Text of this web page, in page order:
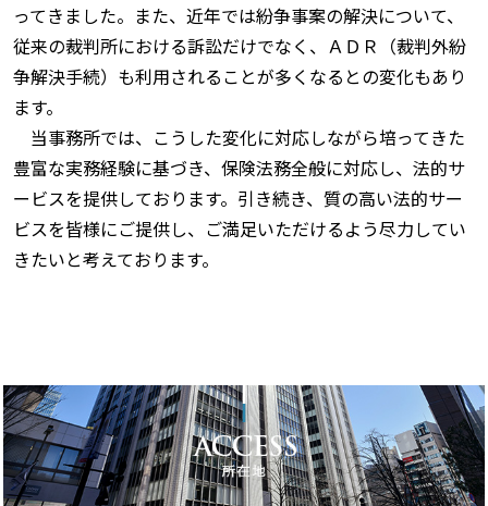
ってきました。また、近年では紛争事案の解決について、
従来の裁判所における訴訟だけでなく、ＡＤＲ（裁判外紛
争解決手続）も利用されることが多くなるとの変化もあり
ます。
当事務所では、こうした変化に対応しながら培ってきた
豊富な実務経験に基づき、保険法務全般に対応し、法的サ
ービスを提供しております。引き続き、質の高い法的サー
ビスを皆様にご提供し、ご満足いただけるよう尽力してい
きたいと考えております。